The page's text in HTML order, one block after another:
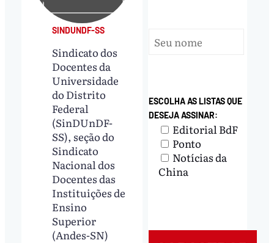
SINDUNDF-SS
Sindicato dos
Docentes da
Universidade
do Distrito
Federal
(SinDUnDF-
SS), seção do
Sindicato
Nacional dos
Docentes das
Instituições de
Ensino
Superior
(Andes-SN)
ESCOLHA AS LISTAS QUE
DESEJA ASSINAR:
Editorial BdF
Ponto
Notícias da
China